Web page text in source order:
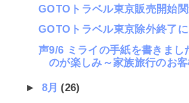
GOTOトラベル東京販売開始
GOTOトラベル東京除外終了
声9/6 ミライの手紙を書きまし
のが楽しみ～家族旅行のお
► 8月(26)